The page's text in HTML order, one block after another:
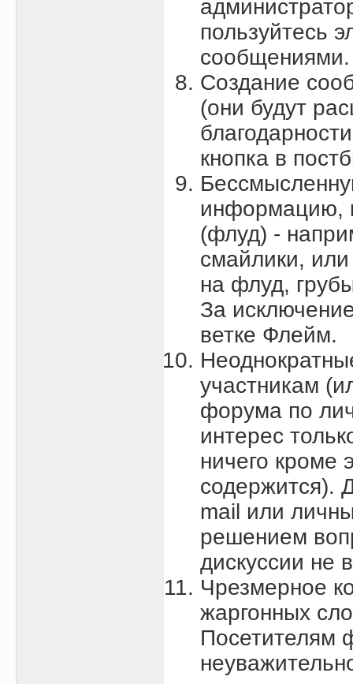
пользуйтесь
сообщениями.
Создание
(они будут
кнопка в
инфоpмацию,
(флуд) -
смайлики,
на флуд,
За
ветке Флейм.
участникам
форума по
интерес
ничего кроме
содержится).
mail или
решением
дискуссии не
Чpезмеpное
жаргонных
Посетителям